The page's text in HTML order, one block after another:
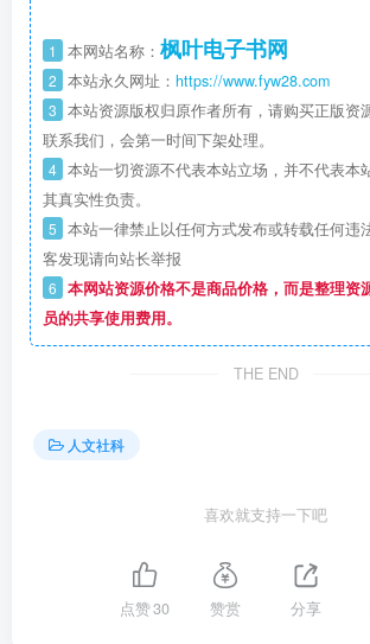
1 本网站名称： 枫叶电子书网
2 本站永久网址： https://www.fyw28.com
3 本站资源版权归原作者所有，请购买正版资
联系我们，会第一时间下架处理。
4 本站一切资源不代表本站立场，并不代表本
其真实性负责。
5 本站一律禁止以任何方式发布或转载任何违
客发现请向站长举报
6 本网站资源价格不是商品价格，而是整理资
员的共享使用费用。
THE END
人文社科
喜欢就支持一下吧
点赞30 赞赏 分享